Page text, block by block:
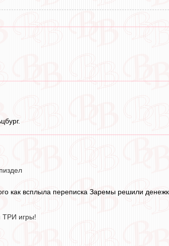
как всплыла переписка Заремы решили
ТРИ игры!